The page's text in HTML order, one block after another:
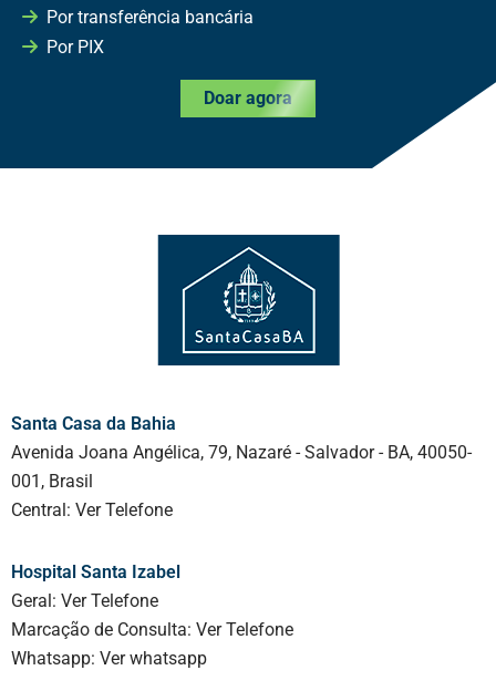
Por transferência bancária
Por PIX
Doar agora
Santa Casa da Bahia
Avenida Joana Angélica, 79, Nazaré - Salvador - BA, 40050-
001, Brasil
Central: Ver Telefone
Hospital Santa Izabel
Geral: Ver Telefone
Marcação de Consulta: Ver Telefone
Whatsapp: Ver whatsapp